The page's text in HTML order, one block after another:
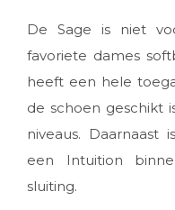
De Sage is niet
favoriete dames
heeft een hele
de schoen geschikt
niveaus.
een Intuition
sluiting.